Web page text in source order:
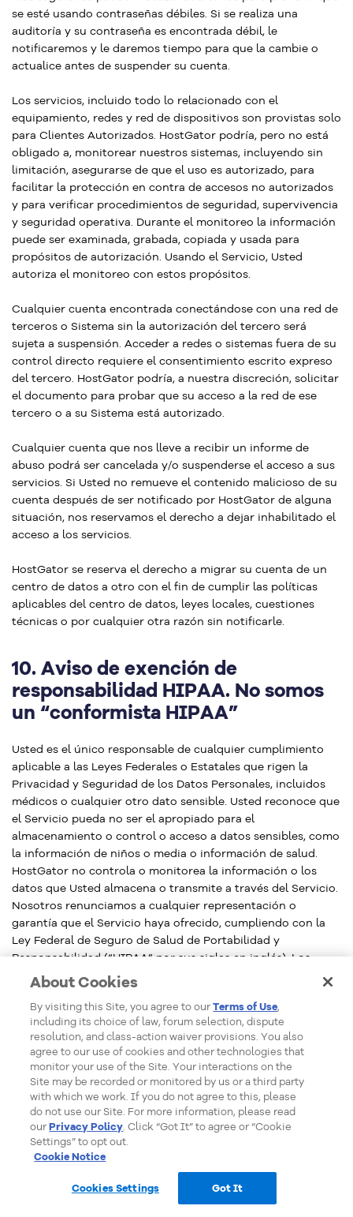
Ventas en línea
se esté usando contraseñas débiles. Si se realiza una
auditoría y su contraseña es encontrada débil, le
notificaremos y le daremos tiempo para que la cambie o
actualice antes de suspender su cuenta.
Los servicios, incluido todo lo relacionado con el
equipamiento, redes y red de dispositivos son provistas solo
para Clientes Autorizados. HostGator podría, pero no está
obligado a, monitorear nuestros sistemas, incluyendo sin
limitación, asegurarse de que el uso es autorizado, para
facilitar la protección en contra de accesos no autorizados
y para verificar procedimientos de seguridad, supervivencia
y seguridad operativa. Durante el monitoreo la información
puede ser examinada, grabada, copiada y usada para
propósitos de autorización. Usando el Servicio, Usted
autoriza el monitoreo con estos propósitos.
Cualquier cuenta encontrada conectándose con una red de
terceros o Sistema sin la autorización del tercero será
sujeta a suspensión. Acceder a redes o sistemas fuera de su
control directo requiere el consentimiento escrito expreso
del tercero. HostGator podría, a nuestra discreción, solicitar
el documento para probar que su acceso a la red de ese
tercero o a su Sistema está autorizado.
Cualquier cuenta que nos lleve a recibir un informe de
abuso podrá ser cancelada y/o suspenderse el acceso a sus
servicios. Si Usted no remueve el contenido malicioso de su
cuenta después de ser notificado por HostGator de alguna
situación, nos reservamos el derecho a dejar inhabilitado el
acceso a los servicios.
HostGator se reserva el derecho a migrar su cuenta de un
centro de datos a otro con el fin de cumplir las políticas
aplicables del centro de datos, leyes locales, cuestiones
técnicas o por cualquier otra razón sin notificarle.
10. Aviso de exención de
responsabilidad HIPAA. No somos
un “conformista HIPAA”
Usted es el único responsable de cualquier cumplimiento
aplicable a las Leyes Federales o Estatales que rigen la
Privacidad y Seguridad de los Datos Personales, incluidos
médicos o cualquier otro dato sensible. Usted reconoce que
el Servicio pueda no ser el apropiado para el
almacenamiento o control o acceso a datos sensibles, como
la información de niños o media o información de salud.
HostGator no controla o monitorea la información o los
datos que Usted almacena o transmite a través del Servicio.
Nosotros renunciamos a cualquier representación o
garantía que el Servicio haya ofrecido, cumpliendo con la
Ley Federal de Seguro de Salud de Portabilidad y
Responsabilidad (“HIPAA” por sus siglas en inglés). Los
clientes que requieren el almacenamiento seguro de
“información de salud protegida” tal como se define bajo
HIPPA tienen expresamente prohibido el uso del Servicio
para tal efecto. Almacenar y permitir el acceso a
“información protegida de salud” es una violación de este
Acuerdo y fundamenta la terminación inmediata de la
cuenta. Nosotros no firmamos “Acuerdos de Negocios
Asociados” y Usted está de acuerdo en que HostGator no es
un Socio o subcontratista o agente suyo en virtud de
HIPAA. Si Usted tiene alguna pregunta respecto a la
seguridad de sus datos, deberá contactarnos por Ticket.
Compatibilidad con los Servicios
About Cookies
By visiting this Site, you agree to ourTerms of Use,
including its choice of law, forum selection, dispute
resolution, and class-action waiver provisions. You also
agree to our use of cookies and other technologies that
monitor your use of the Site. Your interactions on the
Site may be recorded or monitored by us or a third party
with which we work. If you do not agree to this, please
do not use our Site. For more information, please read
ourPrivacy Policy . Click “Got It” to agree or “Cookie
Settings” to opt out.
Cookie Notice
Cookies Settings Got It